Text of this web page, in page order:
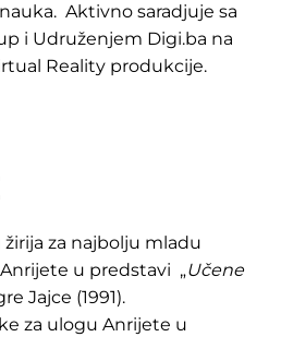
Aktivno saradjuje sa
i Udruženjem Digi.ba na
Reality produkcije.
za najbolju mladu
u predstavi „Učene
Jajce (1991).
za ulogu Anrijete u